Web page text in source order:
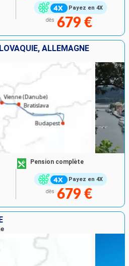
Payez en 4X
dès 679 €
ALLEMAGNE
Payez en 4X
Pension complète
dès 679 €